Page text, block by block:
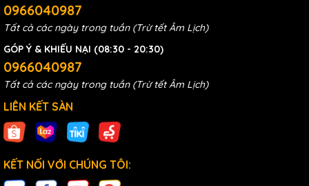
• Mâm thép dày 2mm: Chắc chắn, chịu lực tải trọng lên đến
0966040987
Tất cả các ngày trong tuần (Trừ tết Âm Lịch)
GÓP Ý & KHIẾU NẠI (08:30 - 20:30)
0966040987
Tất cả các ngày trong tuần (Trừ tết Âm Lịch)
LIÊN KẾT SÀN
KẾT NỐI VỚI CHÚNG TÔI: